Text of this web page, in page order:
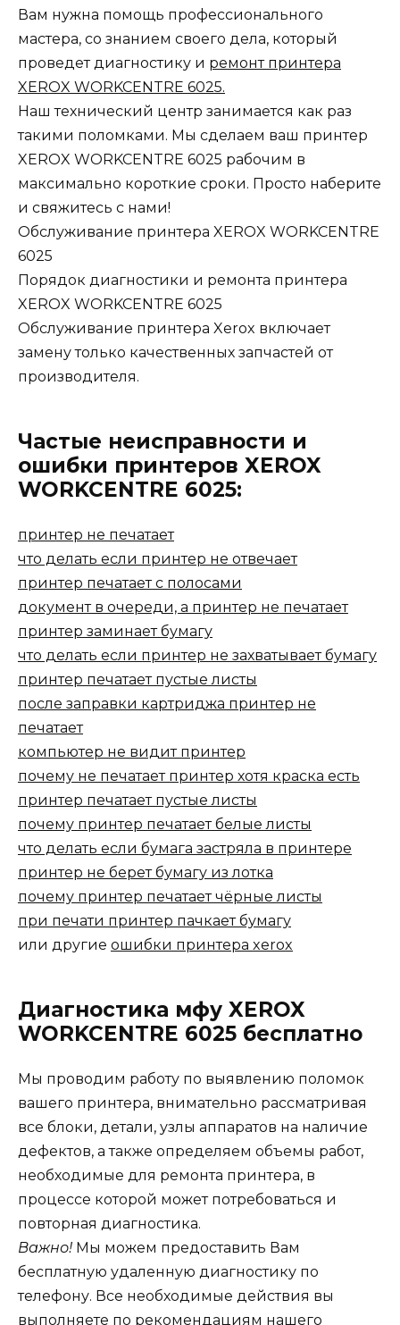
Вам нужна помощь профессионального
мастера, со знанием своего дела, который
проведет диагностику и ремонт принтера
XEROX WORKCENTRE 6025.
Наш технический центр занимается как раз
такими поломками. Мы сделаем ваш принтер
XEROX WORKCENTRE 6025 рабочим в
максимально короткие сроки. Просто наберите
и свяжитесь с нами!
Обслуживание принтера XEROX WORKCENTRE
6025
Порядок диагностики и ремонта принтера
XEROX WORKCENTRE 6025
Обслуживание принтера Xerox включает
замену только качественных запчастей от
производителя.
Частые неисправности и
ошибки принтеров XEROX
WORKCENTRE 6025:
принтер не печатает
что делать если принтер не отвечает
принтер печатает с полосами
документ в очереди, а принтер не печатает
принтер заминает бумагу
что делать если принтер не захватывает бумагу
принтер печатает пустые листы
после заправки картриджа принтер не
печатает
компьютер не видит принтер
почему не печатает принтер хотя краска есть
принтер печатает пустые листы
почему принтер печатает белые листы
что делать если бумага застряла в принтере
принтер не берет бумагу из лотка
почему принтер печатает чёрные листы
при печати принтер пачкает бумагу
или другие ошибки принтера xerox
Диагностика мфу XEROX
WORKCENTRE 6025 бесплатно
Мы проводим работу по выявлению поломок
вашего принтера, внимательно рассматривая
все блоки, детали, узлы аппаратов на наличие
дефектов, а также определяем объемы работ,
необходимые для ремонта принтера, в
процессе которой может потребоваться и
повторная диагностика.
Важно! Мы можем предоставить Вам
бесплатную удаленную диагностику по
телефону. Все необходимые действия вы
выполняете по рекомендациям нашего